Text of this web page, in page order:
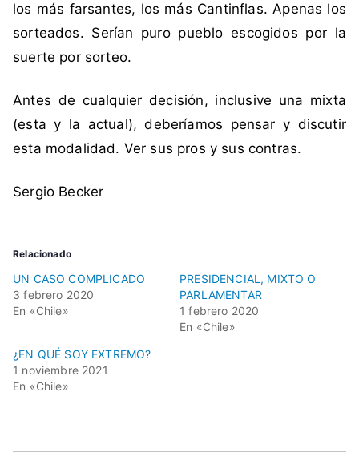
los más farsantes, los más Cantinflas. Apenas los
sorteados. Serían puro pueblo escogidos por la
suerte por sorteo.
Antes de cualquier decisión, inclusive una mixta
(esta y la actual), deberíamos pensar y discutir
esta modalidad. Ver sus pros y sus contras.
Sergio Becker
Relacionado
UN CASO COMPLICADO
3 febrero 2020
En «Chile»
PRESIDENCIAL, MIXTO O
PARLAMENTAR
1 febrero 2020
En «Chile»
¿EN QUÉ SOY EXTREMO?
1 noviembre 2021
En «Chile»